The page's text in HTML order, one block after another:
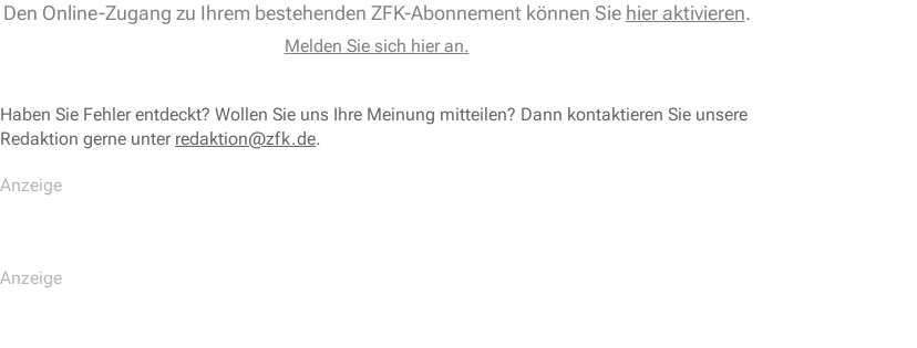
Den Online-Zugang zu Ihrem bestehenden ZFK-Abonnement können Sie hier aktivieren.
Melden Sie sich hier an.
Haben Sie Fehler entdeckt? Wollen Sie uns Ihre Meinung mitteilen? Dann kontaktieren Sie unsere
Redaktion gerne unter redaktion@zfk.de.